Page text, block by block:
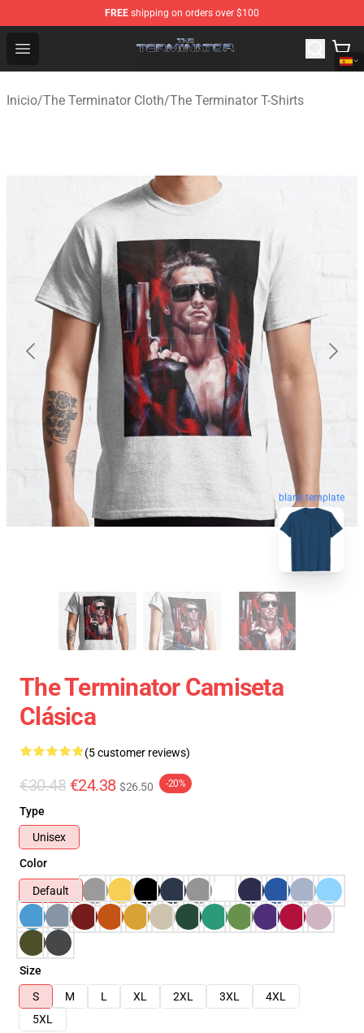
FREE shipping on orders over $100
Open menu
The Terminator Store - Official The Terminator
Inicio/The Terminator Cloth/The Terminator T-Shirts
blank template
The Terminator Camiseta
Clásica
(5 customer reviews)
€30.48 €24.38 $26.50 -20%
Type
Unisex
Color
Default
Size
S
M L XL 2XL 3XL
4XL
5XL